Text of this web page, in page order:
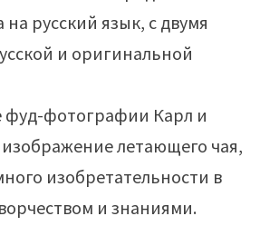
на русский язык, с двумя
и оригинальной
фуд-фотографии Карл и
летающего чая,
изобретательности в
и знаниями.